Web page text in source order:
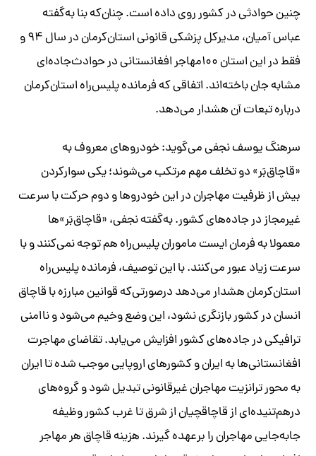
چنین حوادثی در کشور روی داده است. چنان‌که بنا به‌گفته
عباس آمیان، مدیرکل پزشکی قانونی استان‌کرمان در‌ سال ۹۴ و
فقط در این استان ۱۰۰مهاجر افغانستانی در حوادث‌جاده‌ای
مشابه جان باخته‌اند. اتفاقی که فرمانده پلیس‌راه استان‌کرمان
درباره تبعات آن هشدار می‌دهد.
سرهنگ یوسف نجفی می‌گوید: خودروهای معروف به
«قاچاق‌بَر» دو تخلف مهم مرتکب می‌شوند؛ یکی سوارکردن
بیش از ظرفیت مهاجران در این خودرو‌ها و دوم حرکت با سرعت
غیرمجاز در جاده‌های کشور. به‌گفته نجفی، «قاچاق‌بَر»‌ها
معمولا به فرمان ایست ماموران پلیس‌راه هم توجه نمی‌کنند و با
سرعت زیاد عبور می‌کنند. با این توصیف، فرمانده پلیس‌راه
استان‌کرمان هشدار می‌دهد درصورتی‌که قوانین مبارزه با قاچاق
انسان در کشور بازنگری نشود، این وضع وخیم می‌شود و ناامنی
ترافیکی در جاده‌های کشور افزایش می‌یابد. تقاضای مهاجرت
افغانستانی‌ها به ایران و کشورهای اروپایی موجب شده تا ایران
به محور ترانزیت مهاجران غیرقانونی تبدیل شود و گروه‌های
درهم‌تنیده‌ای از قاچاقچیان از شرق تا غرب کشور وظیفه
جابه‌جایی مهاجران را برعهده گیرند. هزینه قاچاق هر مهاجر